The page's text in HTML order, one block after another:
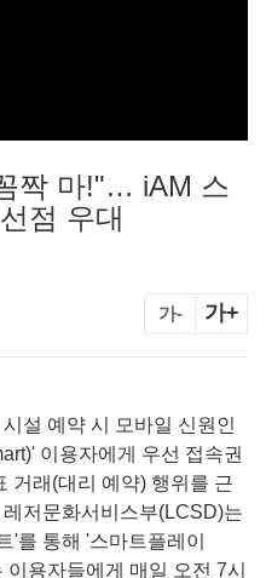
짝 마!"… iAM 스
점 우대
가- 가+
설 예약 시 모바일 신원인
이용자에게 우선 접속권
거래(대리 예약) 행위를 근
저문화서비스부(LCSD)는
'를 통해 '스마트플레이
용자들에게 매일 오전 7시